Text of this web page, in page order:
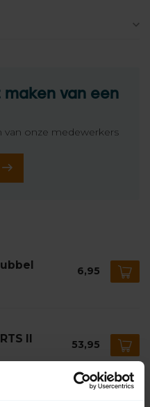
van een
onze medewerkers
6,95
II 53,95